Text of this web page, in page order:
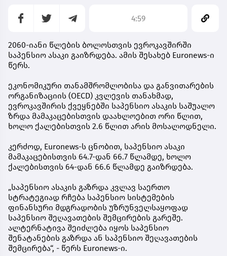
4:59
2060-იანი წლების ბოლოსთვის ევროკავშირში
საპენსიო ასაკი გაიზრდება. ამის შესახებ Euronews-ი
წერს.
ეკონომიკური თანამშრომლობისა და განვითარების
ორგანიზაციის (OECD) კვლევის თანახმად,
ევროკავშირის ქვეყნებში საპენსიო ასაკის საშუალო
ზრდა მამაკაცებისთვის დაახლოებით ორი წლით,
ხოლო ქალებისთვის 2.6 წლით არის მოსალოდნელი.
კერძოდ, Euronews-ს ცნობით, საპენსიო ასაკი
მამაკაცებისთვის 64.7-დან 66.7 წლამდე, ხოლო
ქალებისთვის 64-დან 66.6 წლამდე გაიზრდება.
„საპენსიო ასაკის გაზრდა კვლავ საერთო
სტრატეგიად რჩება საპენსიო სისტემების
ფინანსური მდგრადობის უზრუნველსაყოფად
საპენსიო შეღავათების შემცირების გარეშე.
ალტერნატივა შეიძლება იყოს საპენსიო
შენატანების გაზრდა ან საპენსიო შეღავათების
შემცირება“, - წერს Euronews-ი.